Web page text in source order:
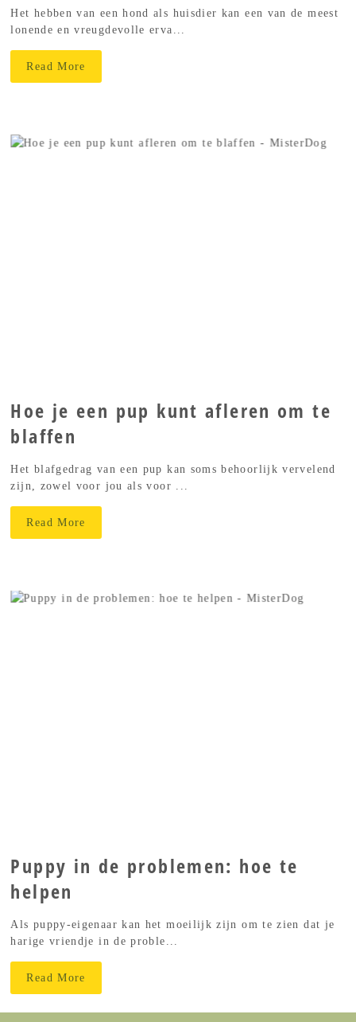
Het hebben van een hond als huisdier kan een van de meest
lonende en vreugdevolle erva...
Read More
Hoe je een pup kunt afleren om te
blaffen
Het blafgedrag van een pup kan soms behoorlijk vervelend
zijn, zowel voor jou als voor ...
Read More
Puppy in de problemen: hoe te
helpen
Als puppy-eigenaar kan het moeilijk zijn om te zien dat je
harige vriendje in de proble...
Read More